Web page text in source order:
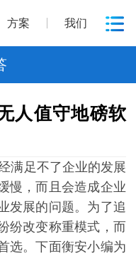
方案 我们
人值守地磅软
足不了企业的发展
慢，而且会造成企业
发展的问题。为了追
纷改变称重模式，而
选。下面衡安小编为